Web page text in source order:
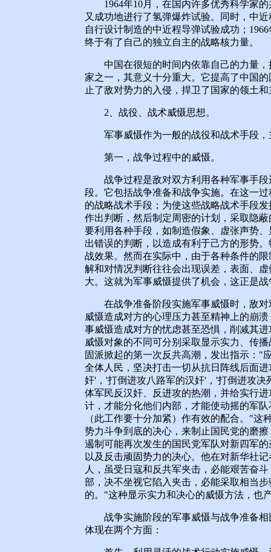
1964年10月，在国内许多优秀科学家的
又成功地进行了氢弹爆炸试验。同时，中
自行设计制造的中近程导弹试验成功；
终于有了自己的独立自主的战略核力量。
中国在很短的时间内依靠自己的力量，
家之一，其意义十分重大。它提高了中国
止了敌对势力的入侵，捍卫了国家的领土
2、战役、战术威慑思想。
军事威慑作为一般的战役和战术手段，
第一，战争过程中的威慑。
战争过程是敌对双方利用各种军事手段
段。它包括战争准备和战争实施。在这一
的战略战术手段；为使这些战略战术手段
作出判断，然后制定周密的计划，采取隐
要利用各种手段，如制造假象、虚张声势
出错误的判断，以造成有利于己方的形势
战效果。然而在实际中，由于各种条件的
解和对情况判断往往会出现误差，表面、
大。这就为军事威慑提供了机会，这正是
在战争准备阶段实施军事威慑时，敌对
威慑造成对方的心理压力甚至精神上的崩
事威慑造成对方的忧虑甚至恐惧，削减其
威慑对象的不同可分别采取显示实力、传
固派掀起的第一次反共高潮，发出指示："
全体人民，坚决打击一切从抗日阵线后面
奸'，'打倒进攻八路军的汉奸'，'打倒进攻
体军民反汉奸、反进攻的热潮，并给实行
计，才能分化他们内部，才能使动摇的军
（此工作要十分加紧）作有效的配合。"
势力斗争到底的决心，来制止国民党的磨
遏制可能再次发生的国民党军队对新四军
以及反击顽固势力的决心。他在对新华社
人，虽受日寇和反共军夹击，必能艰苦奋
部，决不坐视它陷入夹击，必能采取相当
的。"这种显示实力和决心的威慑方法，也
战争实施阶段的军事威慑与战争准备相
体现在两个方面：